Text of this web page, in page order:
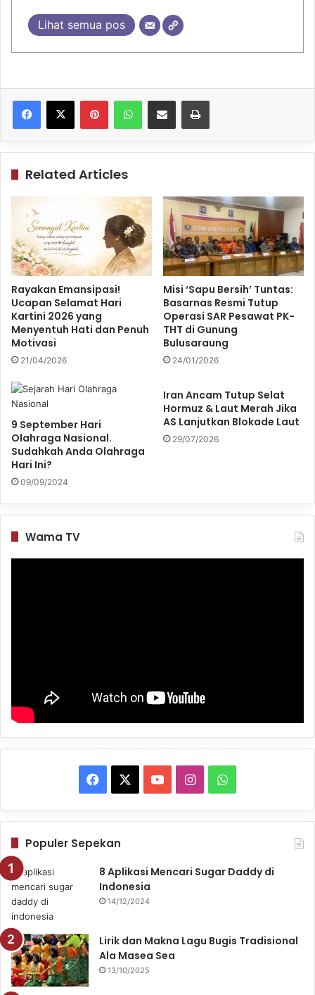
Lihat semua pos
PinterestWhatsAppShare via Email Print
Related Articles
Rayakan Emansipasi!
Ucapan Selamat Hari
Kartini 2026 yang
Menyentuh Hati dan Penuh
Motivasi
21/04/2026
Misi ‘Sapu Bersih’ Tuntas:
Basarnas Resmi Tutup
Operasi SAR Pesawat PK-
THT di Gunung
Bulusaraung
24/01/2026
9 September Hari
Olahraga Nasional.
Sudahkah Anda Olahraga
Hari Ini?
09/09/2024
Iran Ancam Tutup Selat
Hormuz & Laut Merah Jika
AS Lanjutkan Blokade Laut
29/07/2026
Wama TV
Facebook YouTubeInstagramWhatsApp
Populer Sepekan
8 Aplikasi Mencari Sugar Daddy di
Indonesia
14/12/2024
Lirik dan Makna Lagu Bugis Tradisional
Ala Masea Sea
13/10/2025